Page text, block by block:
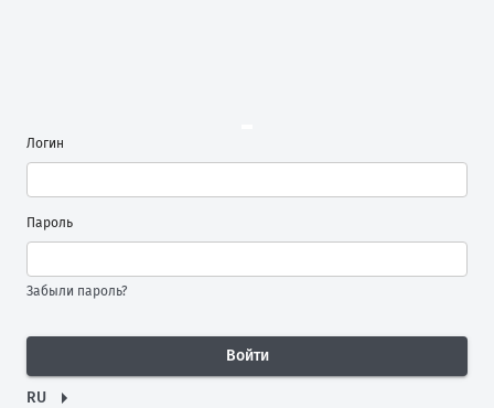
Логин
Пароль
Забыли пароль?
Войти
RU